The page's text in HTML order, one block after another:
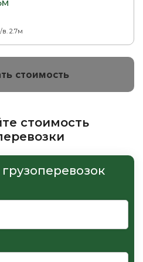
2.7м
стоимость
стоимость